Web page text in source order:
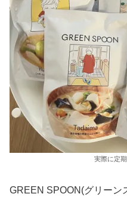
実際に定
GREEN SPOON(グリーン